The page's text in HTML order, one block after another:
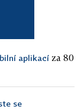
aplikací za 80
se